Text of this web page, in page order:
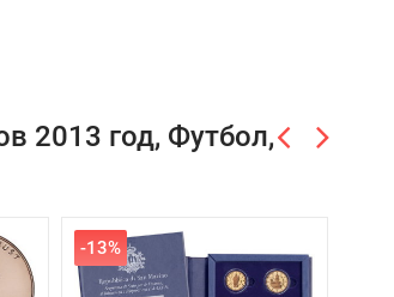
2013 год, Футбол,
-13%